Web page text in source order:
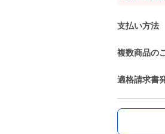
支払い方法
複数商品の
適格請求書